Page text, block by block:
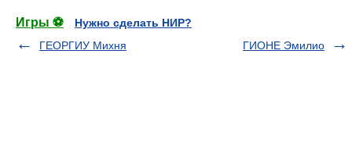
Игры ⚽
Нужно сделать НИР?
ГЕОРГИУ Михня
ГИОНЕ Эмилио